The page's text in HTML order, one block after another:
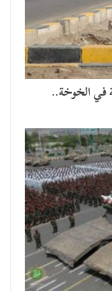
في الخوخة..